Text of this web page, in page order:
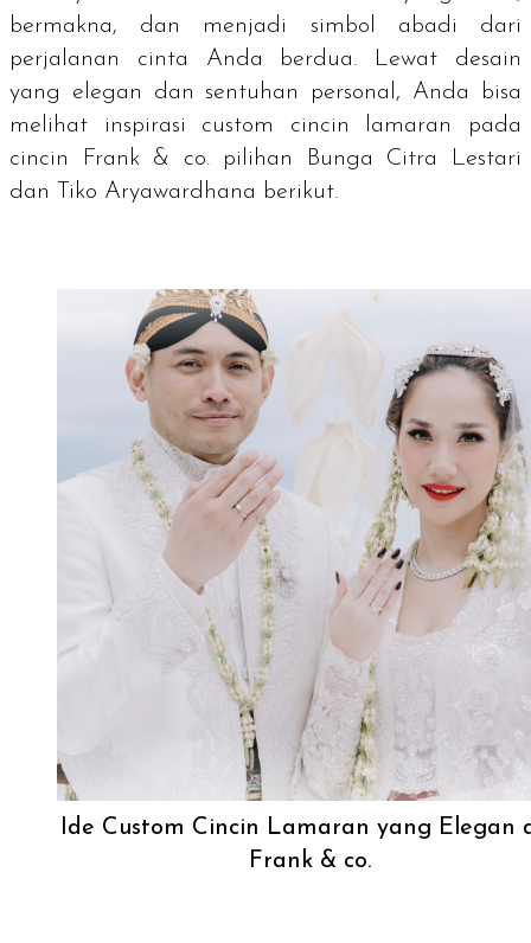
bermakna, dan menjadi simbol abadi dari
perjalanan cinta Anda berdua. Lewat desain
yang elegan dan sentuhan personal, Anda bisa
melihat inspirasi custom cincin lamaran pada
cincin Frank & co. pilihan Bunga Citra Lestari
dan Tiko Aryawardhana berikut.
Ide Custom Cincin Lamaran yang Elegan
Frank & co.